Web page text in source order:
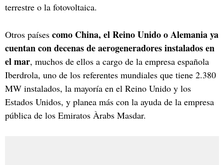
terrestre o la fotovoltaica.
Otros países como China, el Reino Unido o Alemania ya
cuentan con decenas de aerogeneradores instalados en
el mar, muchos de ellos a cargo de la empresa española
Iberdrola, uno de los referentes mundiales que tiene 2.380
MW instalados, la mayoría en el Reino Unido y los
Estados Unidos, y planea más con la ayuda de la empresa
pública de los Emiratos Àrabs Masdar.